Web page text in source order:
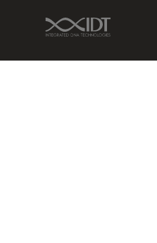
IDT Link